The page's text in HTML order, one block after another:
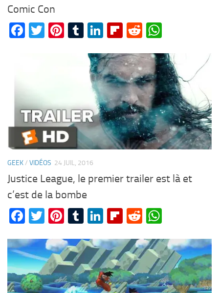
Comic Con
Facebook
Twitter
Pinterest
Tumblr
LinkedIn
Flipboard
Reddit
GEEK/ VIDÉOS 24 JUIL, 2016
Justice League, le premier trailer est là et
c’est de la bombe
Facebook
Twitter
Pinterest
Tumblr
LinkedIn
Flipboard
Reddit